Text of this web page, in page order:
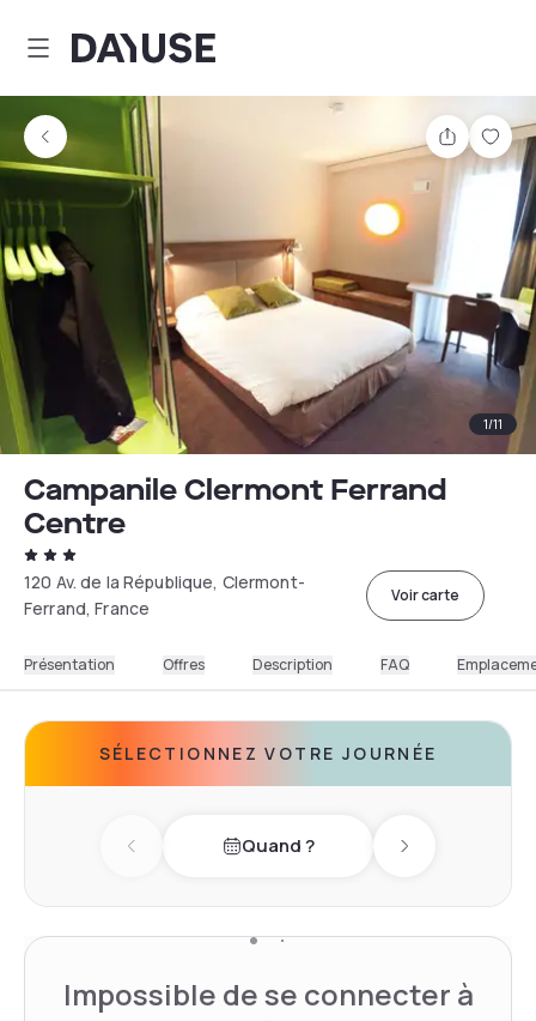
Dayuse
Partager
1/11
Campanile Clermont Ferrand
Centre
120 Av. de la République, Clermont-
Ferrand, France
Voir carte
Présentation Offres Description FAQ
SÉLECTIONNEZ VOTRE JOURNÉE
Previous dayQuand ? Next day
Impossible de se connecter à